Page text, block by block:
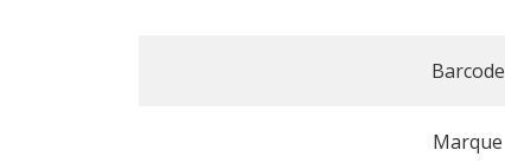
Barcode
Marque